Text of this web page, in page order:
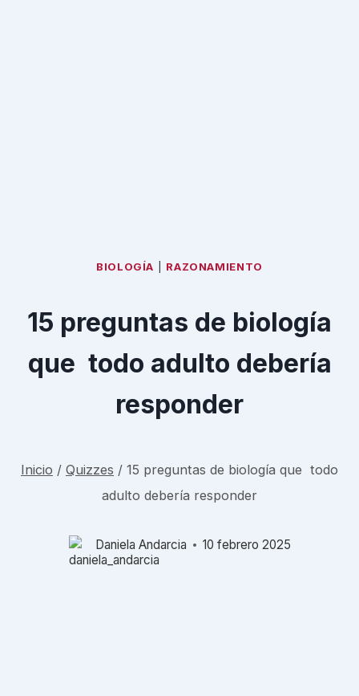
BIOLOGÍA RAZONAMIENTO
15 preguntas de biología
que todo adulto debería
responder
Inicio / Quizzes / 15 preguntas de biología que todo
adulto debería responder
Daniela Andarcia 10 febrero 2025